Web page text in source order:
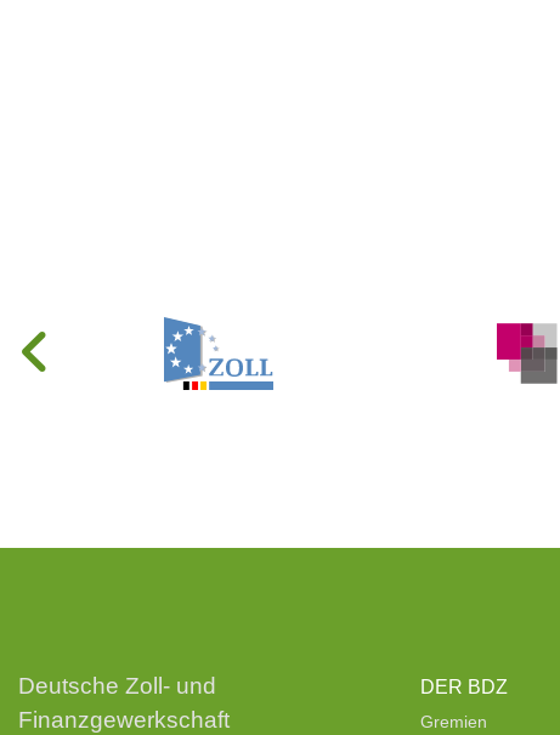
Deutsche Zoll- und
Finanzgewerkschaft
DER BDZ
Gremien